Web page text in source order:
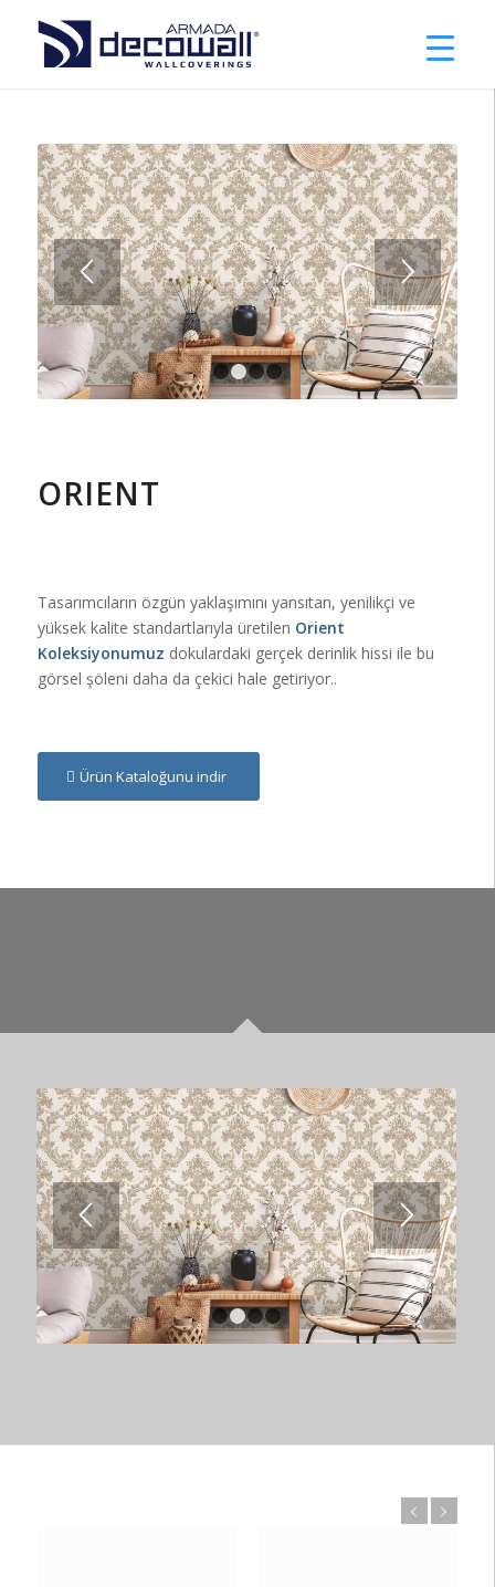
1 2 3 4
ORIENT
Tasarımcıların özgün yaklaşımını yansıtan, yenilikçi ve
yüksek kalite standartlarıyla üretilen Orient
Koleksiyonumuz dokulardaki gerçek derinlik hissi ile bu
görsel şöleni daha da çekici hale getiriyor..
Ürün Kataloğunu indir
1 2 3 4